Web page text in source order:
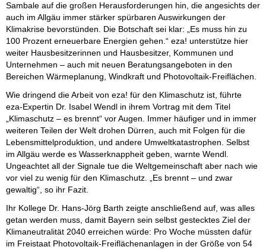
Sambale auf die großen Herausforderungen hin, die angesichts der
auch im Allgäu immer stärker spürbaren Auswirkungen der
Klimakrise bevorstünden. Die Botschaft sei klar: „Es muss hin zu
100 Prozent erneuerbare Energien gehen.“ eza! unterstütze hier
weiter Hausbesitzerinnen und Hausbesitzer, Kommunen und
Unternehmen – auch mit neuen Beratungsangeboten in den
Bereichen Wärmeplanung, Windkraft und Photovoltaik-Freiflächen.
Wie dringend die Arbeit von eza! für den Klimaschutz ist, führte
eza-Expertin Dr. Isabel Wendl in ihrem Vortrag mit dem Titel
„Klimaschutz – es brennt“ vor Augen. Immer häufiger und in immer
weiteren Teilen der Welt drohen Dürren, auch mit Folgen für die
Lebensmittelproduktion, und andere Umweltkatastrophen. Selbst
im Allgäu werde es Wasserknappheit geben, warnte Wendl.
Ungeachtet all der Signale tue die Weltgemeinschaft aber nach wie
vor viel zu wenig für den Klimaschutz. „Es brennt – und zwar
gewaltig“, so ihr Fazit.
Ihr Kollege Dr. Hans-Jörg Barth zeigte anschließend auf, was alles
getan werden muss, damit Bayern sein selbst gestecktes Ziel der
Klimaneutralität 2040 erreichen würde: Pro Woche müssten dafür
im Freistaat Photovoltaik-Freiflächenanlagen in der Größe von 54